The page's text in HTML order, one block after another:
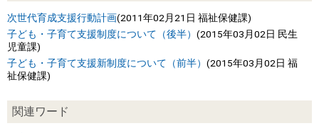
次世代育成支援行動計画(2011年02月21日 福祉保健課)
子ども・子育て支援制度について（後半） (2015年03月02日 民生
児童課)
子ども・子育て支援新制度について（前半） (2015年03月02日 福
祉保健課)
関連ワード